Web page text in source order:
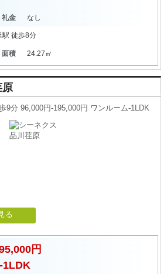
礼金 なし
駅 徒歩8分
面積 24.27㎡
原
9分 96,000円-195,000円 ワンルーム-1LDK
る
円
1LDK